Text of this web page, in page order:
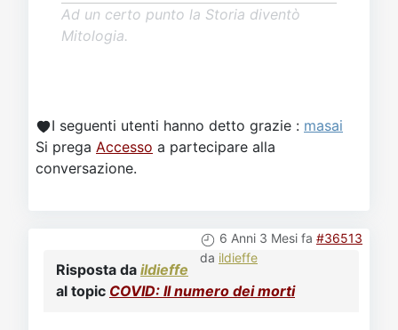
Ad un certo punto la Storia diventò
Mitologia.
I seguenti utenti hanno detto grazie : masai
Si prega Accesso a partecipare alla
conversazione.
6 Anni 3 Mesi fa #36513
da ildieffe
Risposta da ildieffe
al topic COVID: Il numero dei morti